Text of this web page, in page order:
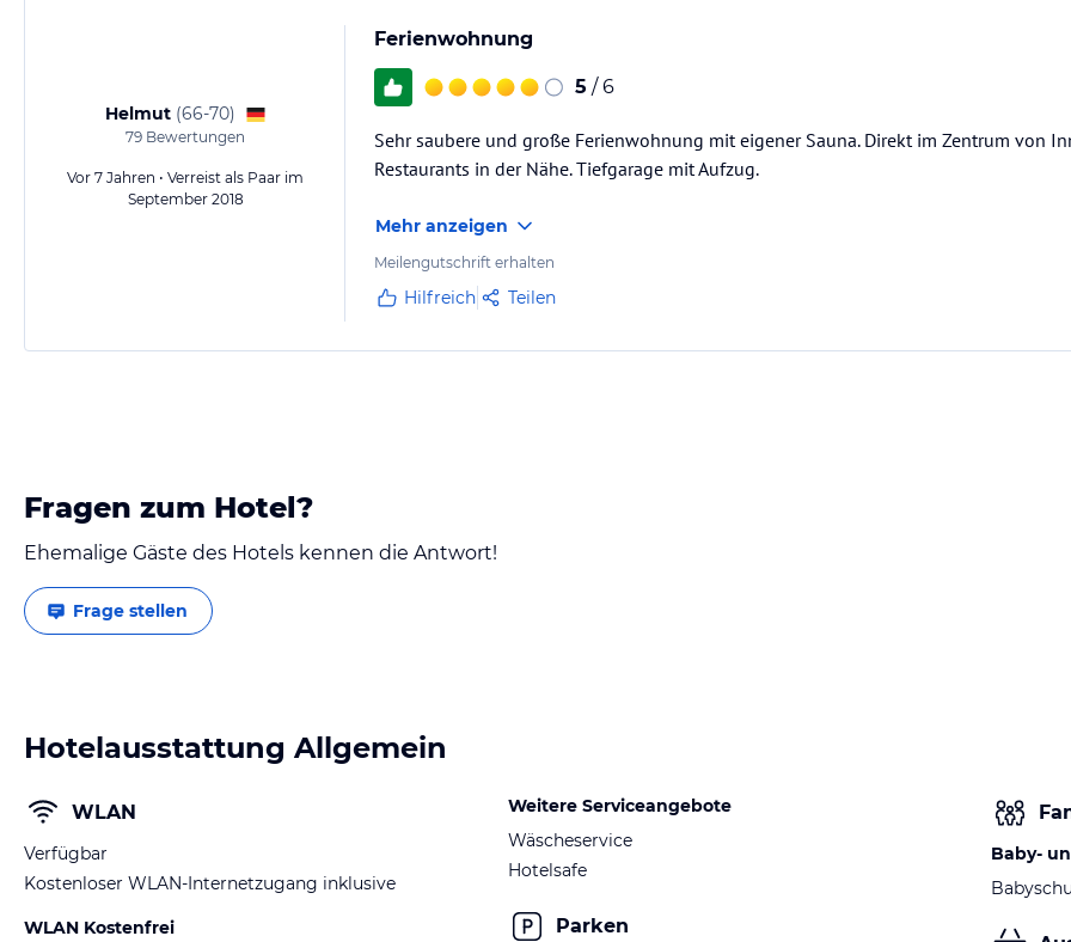
Helmut (66-70)
79 Bewertungen
Vor 7 Jahren • Verreist als Paar im
September 2018
Ferienwohnung
5 / 6
Sehr saubere und große Ferienwohnung mit eigener Sauna. Direkt im Zentrum von
Restaurants in der Nähe. Tiefgarage mit Aufzug.
Mehr anzeigen
Meilengutschrift erhalten
Hilfreich Teilen
Fragen zum Hotel?
Ehemalige Gäste des Hotels kennen die Antwort!
Frage stellen
Hotelausstattung Allgemein
WLAN
Verfügbar
Kostenloser WLAN-Internetzugang inklusive
WLAN Kostenfrei
Weitere Serviceangebote
Wäscheservice
Hotelsafe
Parken
Baby-